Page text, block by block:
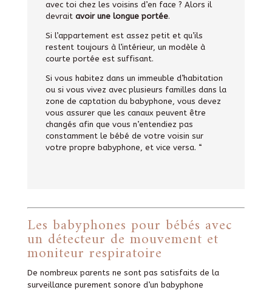
avec toi chez les voisins d’en face ? Alors il
devrait avoir une longue portée.
Si l’appartement est assez petit et qu’ils
restent toujours à l’intérieur, un modèle à
courte portée est suffisant.
Si vous habitez dans un immeuble d’habitation
ou si vous vivez avec plusieurs familles dans la
zone de captation du babyphone, vous devez
vous assurer que les canaux peuvent être
changés afin que vous n’entendiez pas
constamment le bébé de votre voisin sur
votre propre babyphone, et vice versa. “
Les babyphones pour bébés avec
un détecteur de mouvement et
moniteur respiratoire
De nombreux parents ne sont pas satisfaits de la
surveillance purement sonore d’un babyphone